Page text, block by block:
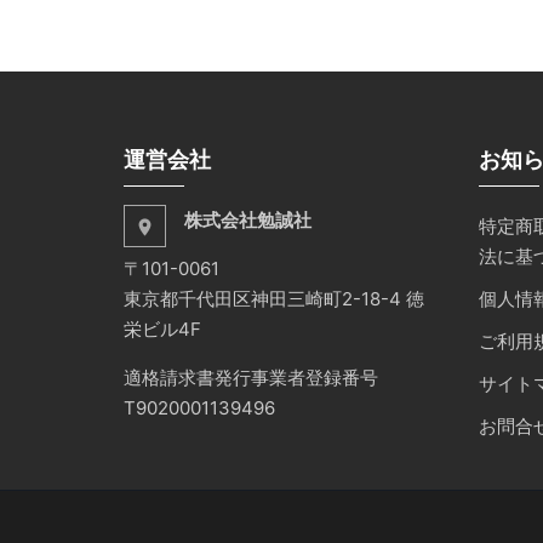
運営会社
place 株式会社勉誠社
〒101-0061
東京都千代田区神田三崎町2-18-4 徳
栄ビル4F
適格請求書発行事業者登録番号
T9020001139496
お知
特定商
法に基
個人情
ご利用
サイト
お問合